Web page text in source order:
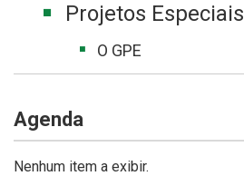
Projetos Especiais
O GPE
Agenda
Nenhum item a exibir.